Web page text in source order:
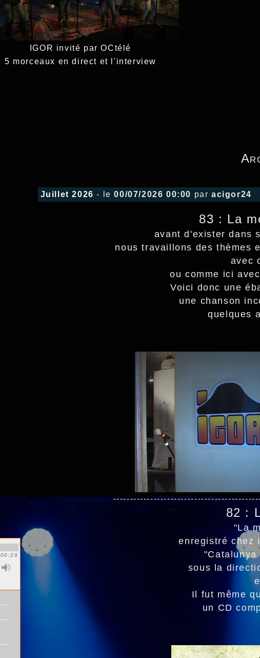
IGOR invité par OCtélé
5 morceaux en direct et l'interview
00:29
Juillet 2026 - le00/07/2026 00:00 par acigor24
83 : La
avant d'exister dans
nous travaillons des thèmes
avec
ou comme ici
Voici donc une
une chanson
quelques
82 :
"La
enregistré chez
"Catalunya
sous la
Il fut même
un CD